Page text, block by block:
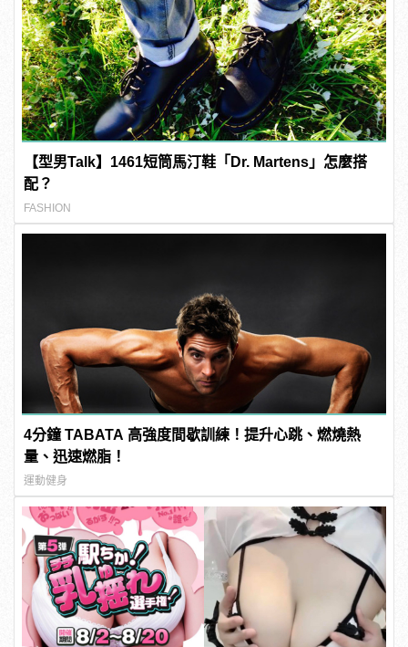
【型男Talk】1461短筒馬汀鞋「Dr. Martens」怎麼搭
配？
FASHION
4分鐘 TABATA 高強度間歇訓練！提升心跳、燃燒熱
量、迅速燃脂！
運動健身